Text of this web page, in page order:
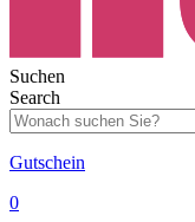
Suchen
Search
Gutschein
0